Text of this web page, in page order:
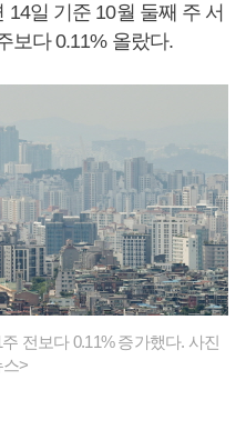
일 기준 10월 둘째 주 서
보다 0.11% 올랐다.
전보다 0.11% 증가했다. 사진
스>